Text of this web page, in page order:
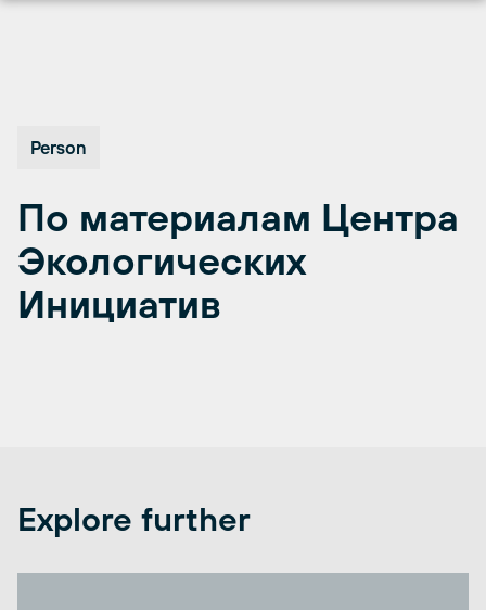
Person
По материалам Центра
Экологических
Инициатив
Explore further